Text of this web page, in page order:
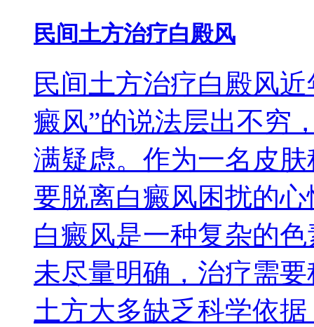
民间土方治疗白殿风
民间土方治疗白殿风
癜风”的说法层出不穷
满疑虑。作为一名皮
要脱离白癜风困扰的
白癜风是一种复杂的
未尽量明确，治疗需
土方大多缺乏科学依